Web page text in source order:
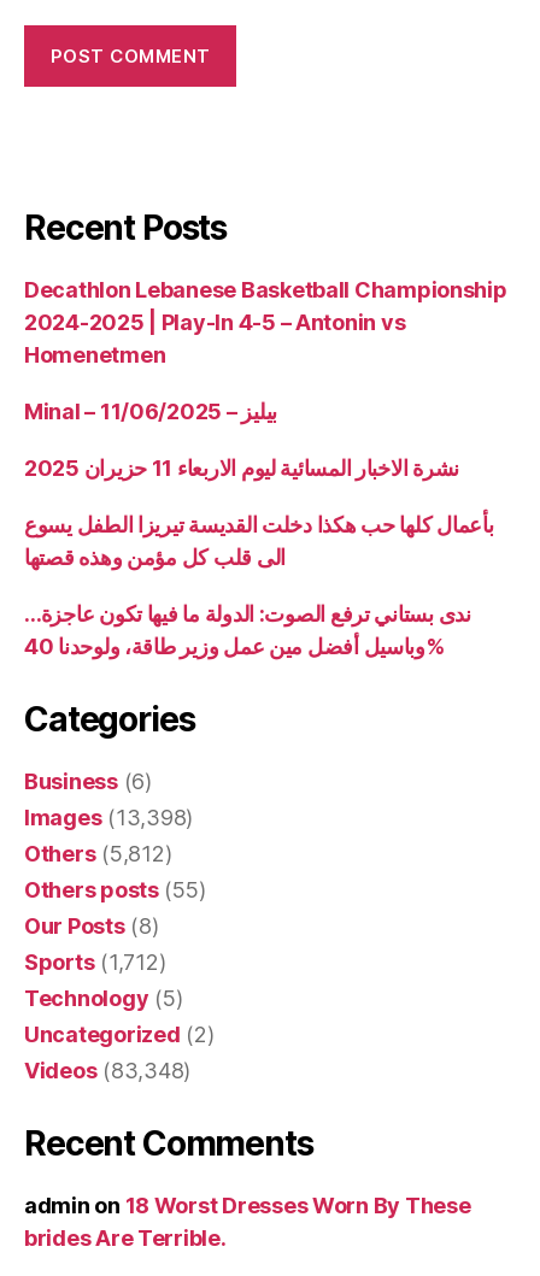
Recent Posts
Decathlon Lebanese Basketball Championship
2024-2025 | Play-In 4-5 – Antonin vs
Homenetmen
Minal – 11/06/2025 – بيليز
نشرة الاخبار المسائية ليوم الاربعاء 11 حزيران 2025
بأعمال كلها حب هكذا دخلت القديسة تيريزا الطفل يسوع
الى قلب كل مؤمن وهذه قصتها
ندى بستاني ترفع الصوت: الدولة ما فيها تكون عاجزة…
وباسيل أفضل مين عمل وزير طاقة، ولوحدنا 40%
Categories
Business(6)
Images(13,398)
Others(5,812)
Others posts(55)
Our Posts(8)
Sports(1,712)
Technology (5)
Uncategorized (2)
Videos(83,348)
Recent Comments
admin on 18 Worst Dresses Worn By These
brides Are Terrible.